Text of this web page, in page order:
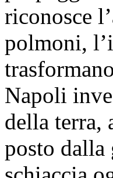
riconosce
polmoni,
Napoli
della terra,
posto dalla